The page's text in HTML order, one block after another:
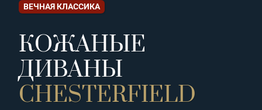
ВЕЧНАЯ КЛАССИКА
КОЖАНЫЕ
ДИВАНЫ
CHESTERFIELD